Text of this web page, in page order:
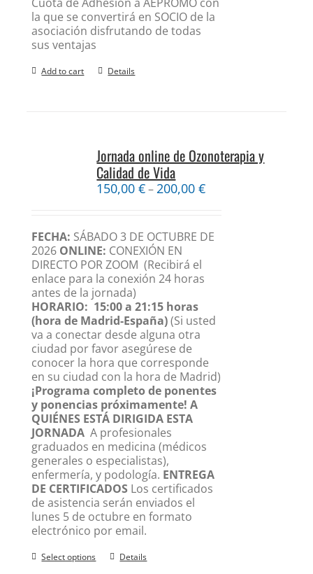
la que se convertirá en SOCIO de la
asociación disfrutando de todas
sus ventajas
Add to cart Details
Jornada online de Ozonoterapia y
Calidad de Vida
150,00€–200,00€
FECHA: SÁBADO 3 DE OCTUBRE DE
2026 ONLINE: CONEXIÓN EN
DIRECTO POR ZOOM (Recibirá el
enlace para la conexión 24 horas
antes de la jornada)
HORARIO: 15:00 a 21:15 horas
(hora de Madrid-España)(Si usted
va a conectar desde alguna otra
ciudad por favor asegúrese de
conocer la hora que corresponde
en su ciudad con la hora de Madrid)
¡Programa completo de ponentes
y ponencias próximamente! A
QUIÉNES ESTÁ DIRIGIDA ESTA
JORNADA A profesionales
graduados en medicina (médicos
generales o especialistas),
enfermería, y podología. ENTREGA
DE CERTIFICADOS Los certificados
de asistencia serán enviados el
lunes 5 de octubre en formato
electrónico por email.
Select options Details